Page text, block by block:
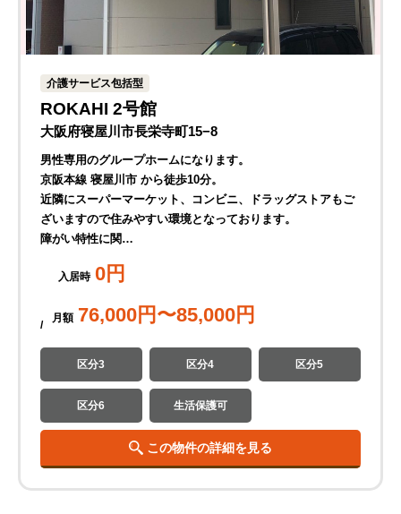
介護サービス包括型
ROKAHI 2号館
大阪府寝屋川市長栄寺町15−8
入居時 0円
月 額 76,000円〜85,000円
男性専用のグループホームになります。
京阪本線 寝屋川市 から徒歩10分。
近隣にスーパーマーケット、コンビニ、ドラッグストアもご
ざいますので住みやすい環境となっております。
障がい特性に関…
区分3 区分4 区分5
区分6 生活保護可
この物件の詳細を見る